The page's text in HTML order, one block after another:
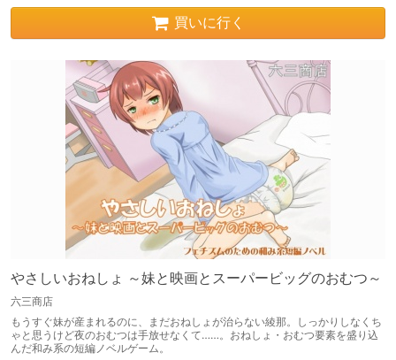
買いに行く
やさしいおねしょ ～妹と映画とスーパービッグのおむつ～
六三商店
もうすぐ妹が産まれるのに、まだおねしょが治らない綾那。しっかりしなくち
ゃと思うけど夜のおむつは手放せなくて……。おねしょ・おむつ要素を盛り込
んだ和み系の短編ノベルゲーム。